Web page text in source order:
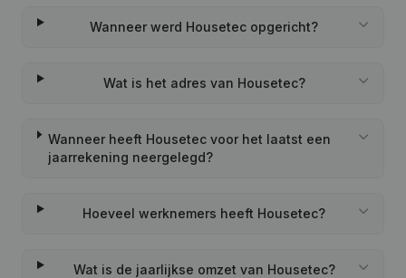
Wanneer werd Housetec opgericht?
Wat is het adres van Housetec?
Wanneer heeft Housetec voor het laatst een
jaarrekening neergelegd?
Hoeveel werknemers heeft Housetec?
Wat is de jaarlijkse omzet van Housetec?